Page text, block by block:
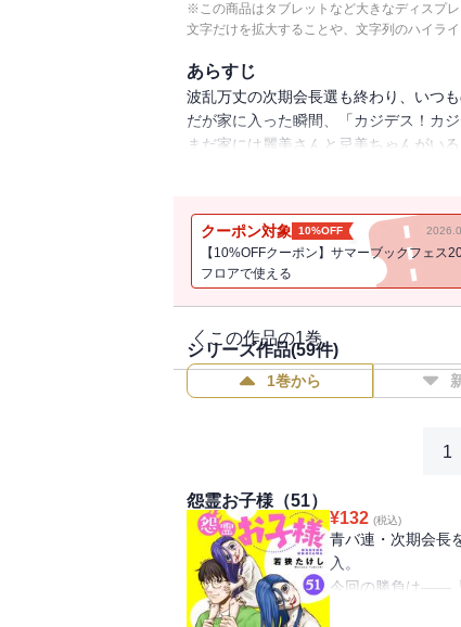
※この商品はタブレットなど大きなディスプ
文字だけを拡大することや、文字列のハイラ
あらすじ
波乱万丈の次期会長選も終わり、いつ
だが家に入った瞬間、「カジデス！カ
まだ家には麗美さんと忌美ちゃんがいる
二人の安否をたしかめるべく部屋の扉
クーポン対象 10%OFF
【10%OFFクーポン】サマーブックフェス
フロアで使える
この作品の1巻
シリーズ作品(59件)
1巻から
1
怨霊お子様（51）
¥132 (税込)
青バ連・次期会長
入。
今回の勝負は――「
超高級線香の煙が